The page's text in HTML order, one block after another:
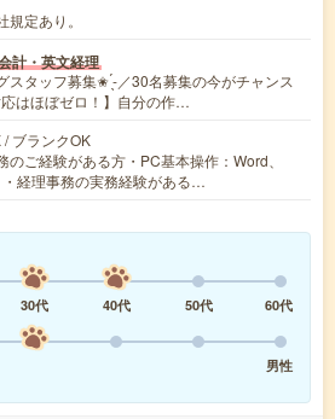
定あり。
計・英文経理
スタッフ募集✬ ̖́-／30名募集の今がチャンス
はほぼゼロ！】自分の作…
ブランクOK
のご経験がある方・PC基本操作：Word、
経理事務の実務経験がある…
30代 40代 50代
60代
男性